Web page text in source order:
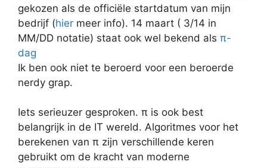
gekozen als de officiële startdatum van mijn
bedrijf (hier meer info). 14 maart ( 3/14 in
MM/DD notatie) staat ook wel bekend als π-
dag
Ik ben ook niet te beroerd voor een beroerde
nerdy grap.
Iets serieuzer gesproken. π is ook best
belangrijk in de IT wereld. Algoritmes voor het
berekenen van π zijn verschillende keren
gebruikt om de kracht van moderne